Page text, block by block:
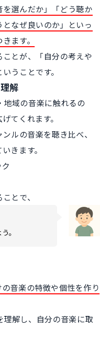
を選んだか」「どう聴か
なぜ良いのか」といっ
ます。
とが、「自分の考えや
うことです。
解
域の音楽に触れるの
てくれます。
ルの音楽を聴き比べ、
きます。
とで、
。
音楽の特徴や個性を作り
解し、自分の音楽に取